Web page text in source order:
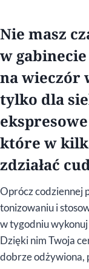
Nie masz
w
na wieczór
tylko dla
które w
zdziałać
Oprócz codziennej
tonizowaniu i
w tygodniu
Dzięki nim Twoja
dobrze odżywiona,